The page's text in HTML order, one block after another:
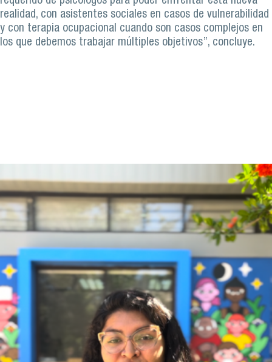
realidad, con asistentes sociales en casos de vulnerabilidad
y con terapia ocupacional cuando son casos complejos en
los que debemos trabajar múltiples objetivos”, concluye.